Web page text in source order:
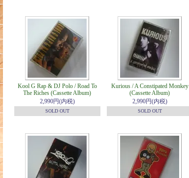
Kool G Rap & DJ Polo / Road To
The Riches (Cassette Album)
2,990円(内税)
SOLD OUT
Kurious / A Constipated Monkey
(Cassette Album)
2,990円(内税)
SOLD OUT